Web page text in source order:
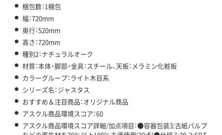
梱包数：1梱包
幅：720mm
奥行：520mm
高さ：720mm
種別2：ナチュラルオーク
材質：本体・脚部・金具：スチール、天板：メラミン化粧板
カラーグループ：ライト木目系
シリーズ名：ジャスタス
おすすめ＆注目商品：オリジナル商品
アスクル商品環境スコア：60
アスクル商品環境スコア詳細/加点項目：●容器包装3:古紙パルプ